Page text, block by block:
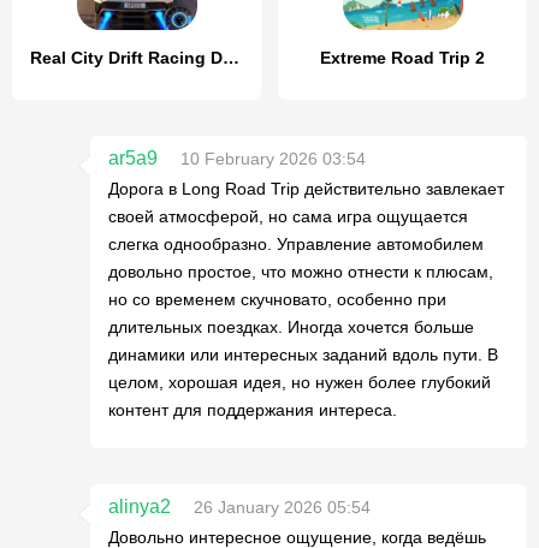
Real City Drift Racing Driving Extreme Road Trip 2
ar5a9
10 February 2026 03:54
Дорога в Long Road Trip действительно завлекает
своей атмосферой, но сама игра ощущается
слегка однообразно. Управление автомобилем
довольно простое, что можно отнести к плюсам,
но со временем скучновато, особенно при
длительных поездках. Иногда хочется больше
динамики или интересных заданий вдоль пути. В
целом, хорошая идея, но нужен более глубокий
контент для поддержания интереса.
alinya2
26 January 2026 05:54
Довольно интересное ощущение, когда ведёшь